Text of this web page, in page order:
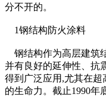
分不开的。
1钢结构防火涂料
钢结构作为高层建筑
并有良好的延伸性、抗
得到广泛应用,尤其在
的生命力。截止1990年